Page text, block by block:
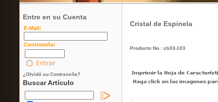
Entre en su Cuenta
E-Mail:
Contraseña:
¿Olvidó su Contraseña?
Buscar Artículo
Cristal de Espinela
Producto No.: cb33-103